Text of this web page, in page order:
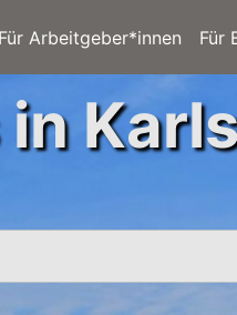
Für Arbeitgeber*innen Für